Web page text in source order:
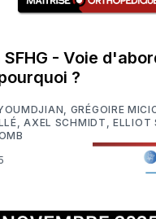
- Voie
?
, GRÉGOIRE
,AXEL SCHMIDT ,ELLIOT